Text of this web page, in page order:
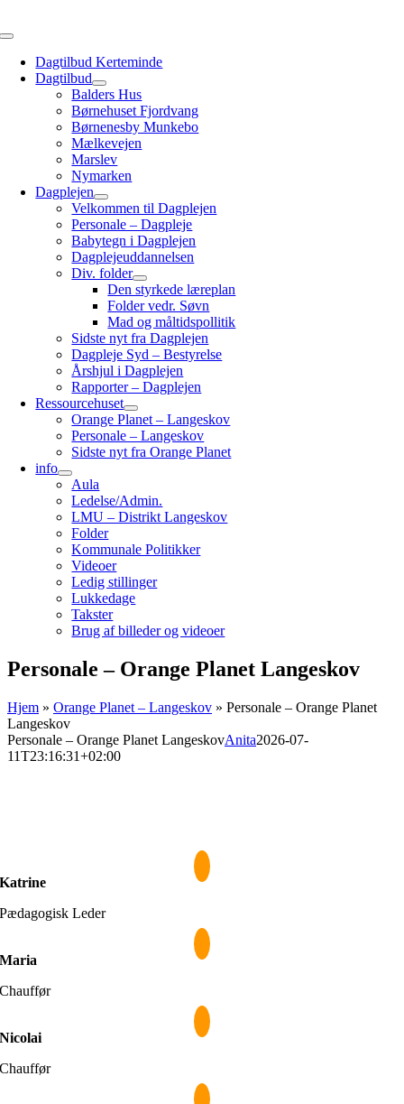
to
Toggle
NavigationDagtilbud Kerteminde
Dagtilbud
Balders Hus
Børnehuset Fjordvang
Børnenesby Munkebo
Mælkevejen
Marslev
Nymarken
Dagplejen
Velkommen til Dagplejen
Personale – Dagpleje
Babytegn i Dagplejen
Dagplejeuddannelsen
Div. folder
Den styrkede læreplan
Folder vedr. Søvn
Mad og måltidspollitik
Sidste nyt fra Dagplejen
Dagpleje Syd – Bestyrelse
Årshjul i Dagplejen
Rapporter – Dagplejen
Ressourcehuset
Orange Planet – Langeskov
Personale – Langeskov
Sidste nyt fra Orange Planet
info
Aula
Ledelse/Admin.
LMU – Distrikt Langeskov
Folder
Kommunale Politikker
Videoer
Ledig stillinger
Lukkedage
Takster
Brug af billeder og videoer
Personale – Orange Planet Langeskov
Hjem » Orange Planet – Langeskov » Personale – Orange Planet
Langeskov
Personale – Orange Planet LangeskovAnita2026-07-
11T23:16:31+02:00
Katrine
Pædagogisk Leder
Maria
Chauffør
Nicolai
Chauffør